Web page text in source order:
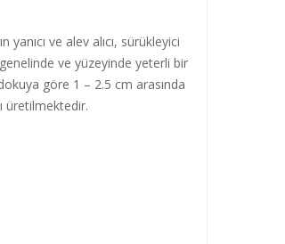
ve alev alıcı, sürükleyici
ve yüzeyinde yeterli bir
göre 1 – 2.5 cm arasında
üretilmektedir.